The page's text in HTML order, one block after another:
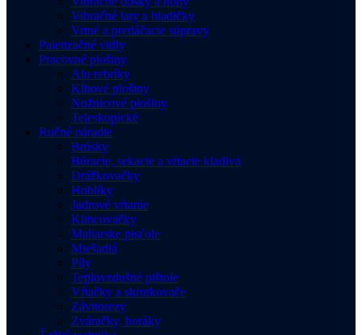
Vibračné laty a hladičky
Vrtné a pretláčacie súpravy
Paletizačné vidly
Pracovné plošiny
Alu rebríky
Kĺbové plošiny
Nožnicové plošiny
Teleskopické
Ručné náradie
Brúsky
Búracie, sekacie a vŕtacie kladivá
Drážkovačky
Hoblíky
Jadrové vŕtanie
Klincovačky
Maliarske pisťole
Miešadlá
Píly
Teplovzdušné pištole
Vŕtačky a skrutkovače
Závitorezy
Zváračky, horáky